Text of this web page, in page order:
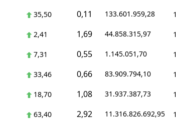
Mersin
İstanbul
İzmir
Kars
35,50 0,11 133.601.959,28
2,41 1,69 44.858.315,97
7,31 0,55 1.145.051,70
33,46 0,66 83.909.794,10
18,70 1,08 31.937.387,73
63,40 2,92 11.316.826.692,95